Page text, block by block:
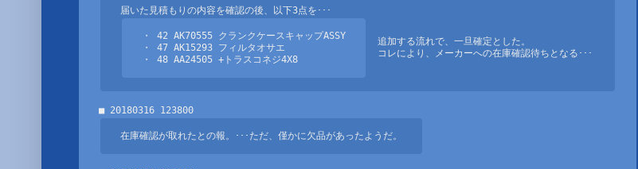
・ 42 AK70555 クランクケースキャップASSY
・ 47 AK15293 フィルタオサエ
・ 48 AA24505 +トラスコネジ4X8
追加する流れで、一旦確定とした。
コレにより、メーカーへの在庫確認待ちとなる･･･
在庫確認が取れたとの報。･･･ただ、僅かに欠品があったようだ。